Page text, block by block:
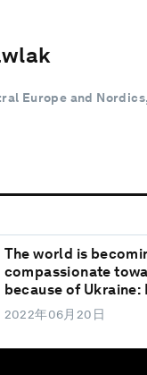
Europe and
The world is
compassionate
because of Ukraine:
2022年06月20日